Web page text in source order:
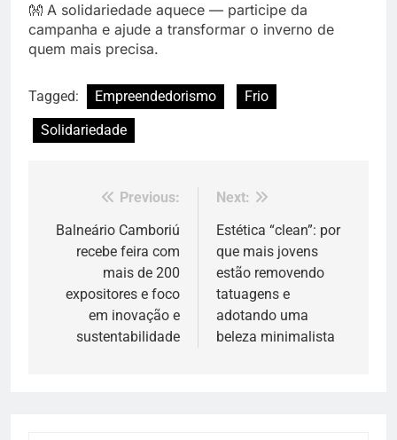
👐 A solidariedade aquece — participe da
campanha e ajude a transformar o inverno de
quem mais precisa.
Tagged: Empreendedorismo
Frio
Solidariedade
Navegação
de
Previous:
Balneário Camboriú
recebe feira com
mais de 200
expositores e foco
em inovação e
sustentabilidade
Next:
Estética “clean”: por
que mais jovens
estão removendo
tatuagens e
adotando uma
beleza minimalista